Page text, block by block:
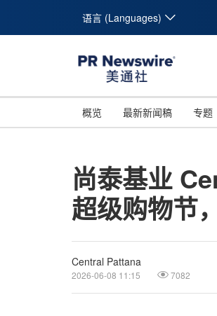
语言 (Languages)
概览 最新新闻稿 专题
尚泰基业
超级购物节
Central Pattana
2026-06-08 11:15 7082